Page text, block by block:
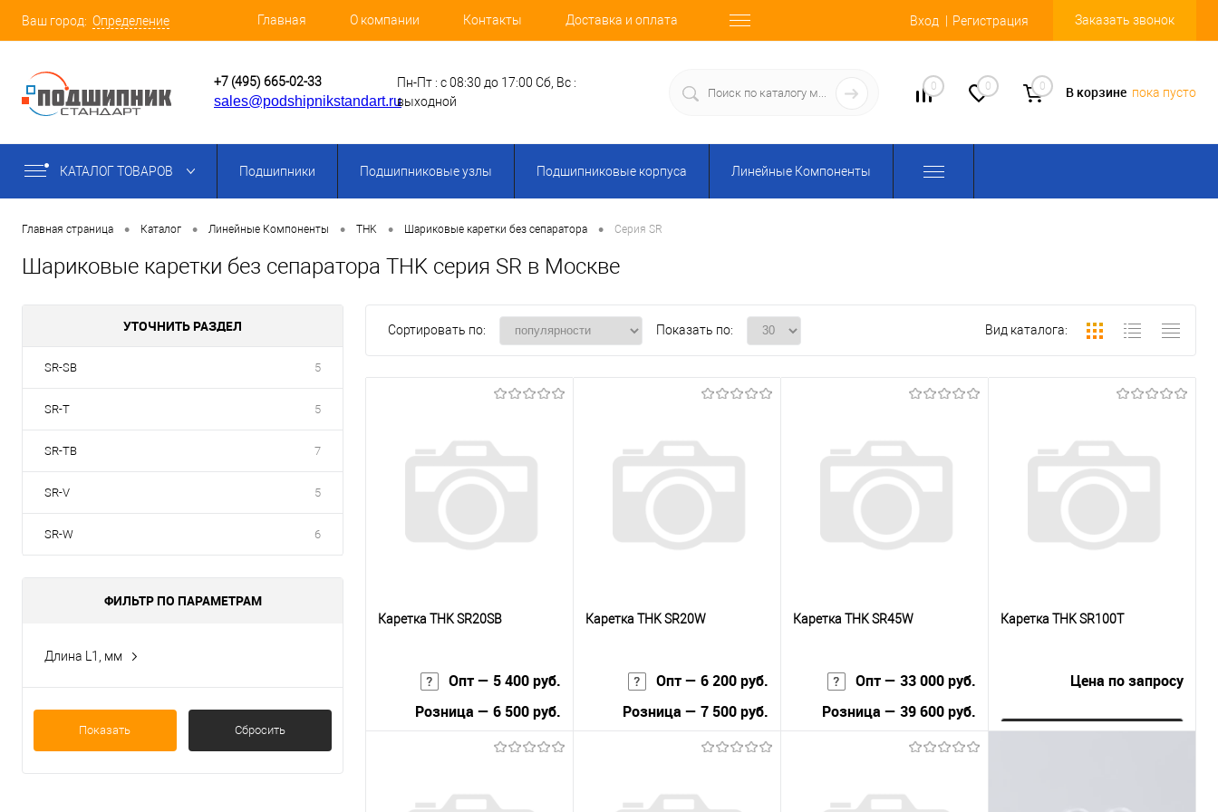
Ваш город: Определение Главная О компании Контакты Доставка и оплата Вход Регистрация Заказать звонок
+7 (495) 665-02-33
sales@podshipnikstandart.ru
Пн-Пт : с 08:30 до 17:00 Сб, Вс :
выходной
0 0 0 В корзине пока пусто
КАТАЛОГ ТОВАРОВ Подшипники Подшипниковые узлы Подшипниковые корпуса Линейные Компоненты
Главная страница • Каталог • Линейные Компоненты • THK • Шариковые каретки без сепаратора • Серия SR
Шариковые каретки без сепаратора THK серия SR в Москве
УТОЧНИТЬ РАЗДЕЛ
SR-SB 5
SR-T 5
SR-TB 7
SR-V 5
SR-W 6
ФИЛЬТР ПО ПАРАМЕТРАМ
Длина L1, мм
280
Показать Сбросить
Сортировать по: Показать по: Вид каталога:
Каретка THK SR20SB
Опт — 5 400 руб.
Розница — 6 500 руб.
Каретка THK SR20W
Опт — 6 200 руб.
Розница — 7 500 руб.
Каретка THK SR45W
Опт — 33 000 руб.
Розница — 39 600 руб.
Каретка THK SR100T
Цена по запросу